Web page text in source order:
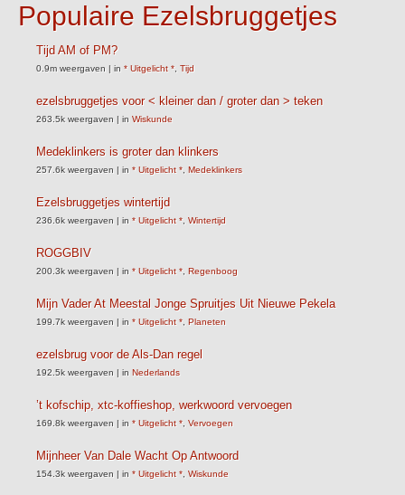
Populaire Ezelsbruggetjes
Tijd AM of PM?
0.9m weergaven | in * Uitgelicht * Tijd
ezelsbruggetjes voor < kleiner dan / groter dan > teken
263.5k weergaven | in Wiskunde
Medeklinkers is groter dan klinkers
257.6k weergaven | in * Uitgelicht * Medeklinkers
Ezelsbruggetjes wintertijd
236.6k weergaven | in * Uitgelicht * Wintertijd
ROGGBIV
200.3k weergaven | in * Uitgelicht * Regenboog
Mijn Vader At Meestal Jonge Spruitjes Uit Nieuwe Pekela
199.7k weergaven | in * Uitgelicht * Planeten
ezelsbrug voor de Als-Dan regel
192.5k weergaven | in Nederlands
’t kofschip, xtc-koffieshop, werkwoord vervoegen
169.8k weergaven | in * Uitgelicht * Vervoegen
Mijnheer Van Dale Wacht Op Antwoord
154.3k weergaven | in * Uitgelicht * Wiskunde